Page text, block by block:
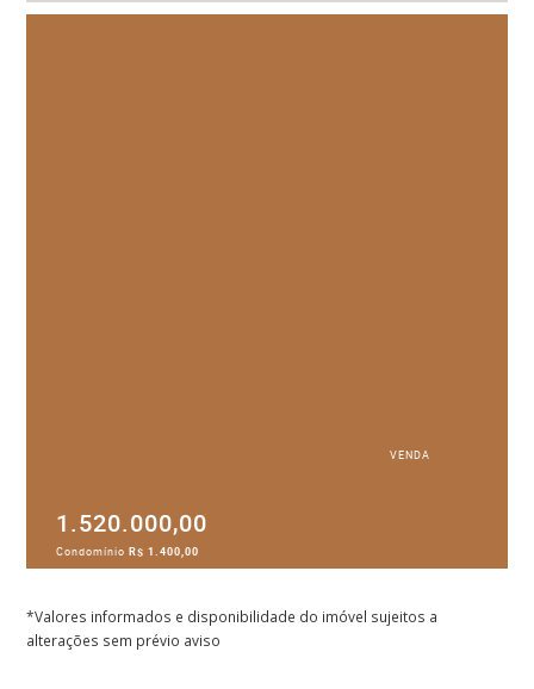
VENDA
1.520.000,00
CondomínioR$ 1.400,00
*Valores informados e disponibilidade do imóvel sujeitos a
alterações sem prévio aviso